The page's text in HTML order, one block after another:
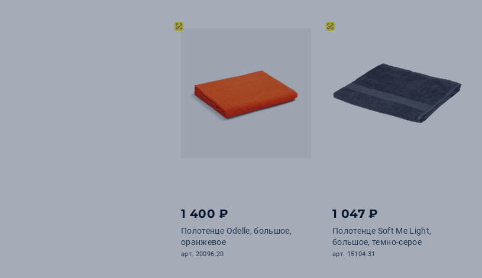
1 400 ₽
Полотенце Odelle, большое,
оранжевое
арт. 20096.20
1 047 ₽
Полотенце Soft Me Light,
большое, темно-серое
арт. 15104.31